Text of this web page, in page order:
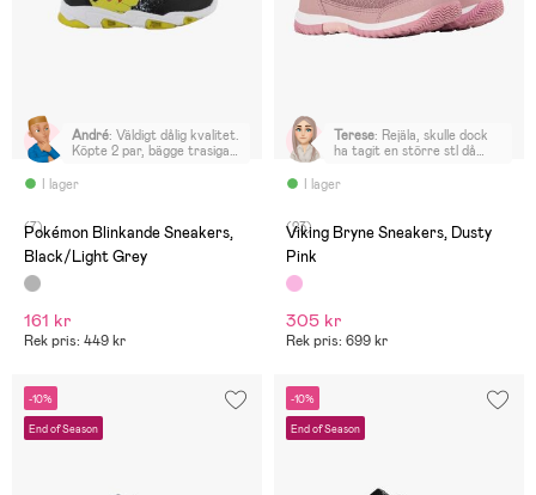
I lager
André: Väldigt dålig kvalitet.
Köpte 2 par, bägge trasiga
Hål i hälen.
(7)
Pokémon Blinkande Sneakers,
Black/Light Grey
161 kr
Rek pris: 449 kr
I lager
Terese: Rejäla, skulle dock
ha tagit en större stl då
snabbt.
(23)
Viking Bryne Sneakers, Dusty
Pink
305 kr
Rek pris: 699 kr
-10%
End of Season
-10%
End of Season